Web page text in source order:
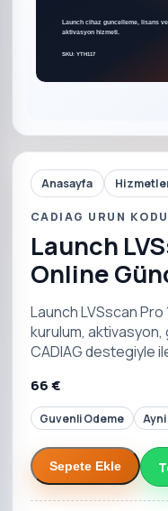
Anasayfa
CADIAG URUN
Launch
Online
Launch LVSscan Pro
kurulum,
CADIAG destegiyle
66 €
Guvenli Odeme
Sepete Ekle